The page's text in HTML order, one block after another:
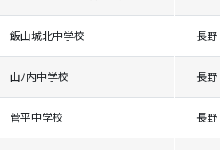
飯山城北中学校 長野
山ﾉ内中学校 長野
菅平中学校 長野